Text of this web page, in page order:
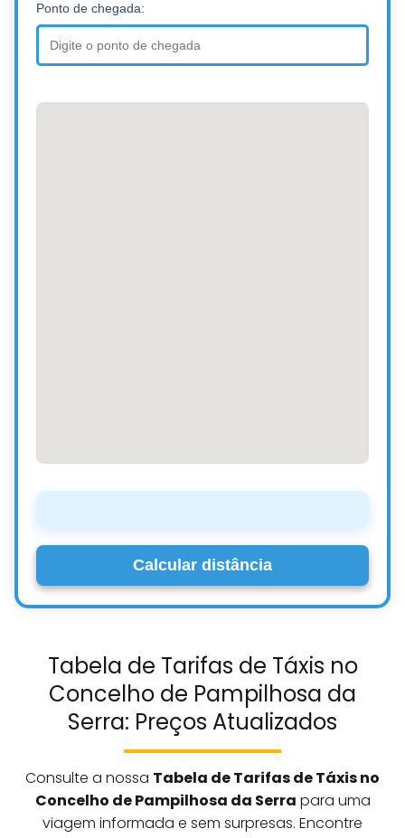
Ponto de chegada:
Calcular distância
Tabela de Tarifas de Táxis no
Concelho de Pampilhosa da
Serra: Preços Atualizados
Consulte a nossa Tabela de Tarifas de Táxis no
Concelho de Pampilhosa da Serra para uma
viagem informada e sem surpresas. Encontre